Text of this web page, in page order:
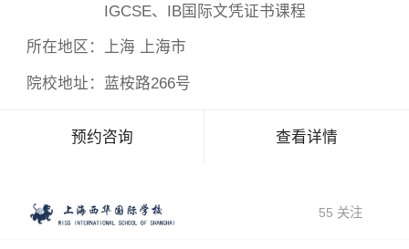
IGCSE、IB国际文凭证书课程
所在地区： 上海 上海市
院校地址： 蓝桉路266号
预约咨询 查看详情
55 关注